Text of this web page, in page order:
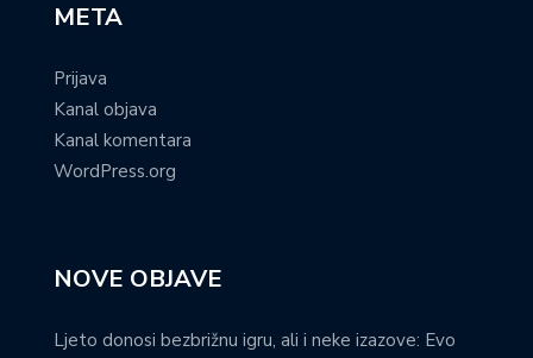
META
Prijava
Kanal objava
Kanal komentara
WordPress.org
NOVE OBJAVE
Ljeto donosi bezbrižnu igru, ali i neke izazove: Evo